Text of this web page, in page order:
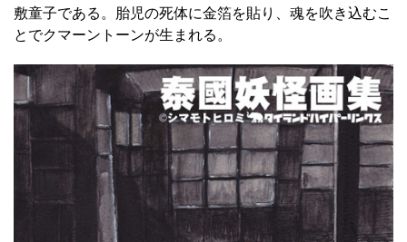
敷童子である。胎児の死体に金箔を貼り、魂を吹き込むこ
とでクマーントーンが生まれる。